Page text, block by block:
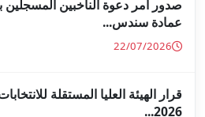
بالدائرة الانتخابية المحلية
قرار الهيئة العليا المستقلة للانتخابات مؤرّخ في 20 جويلية